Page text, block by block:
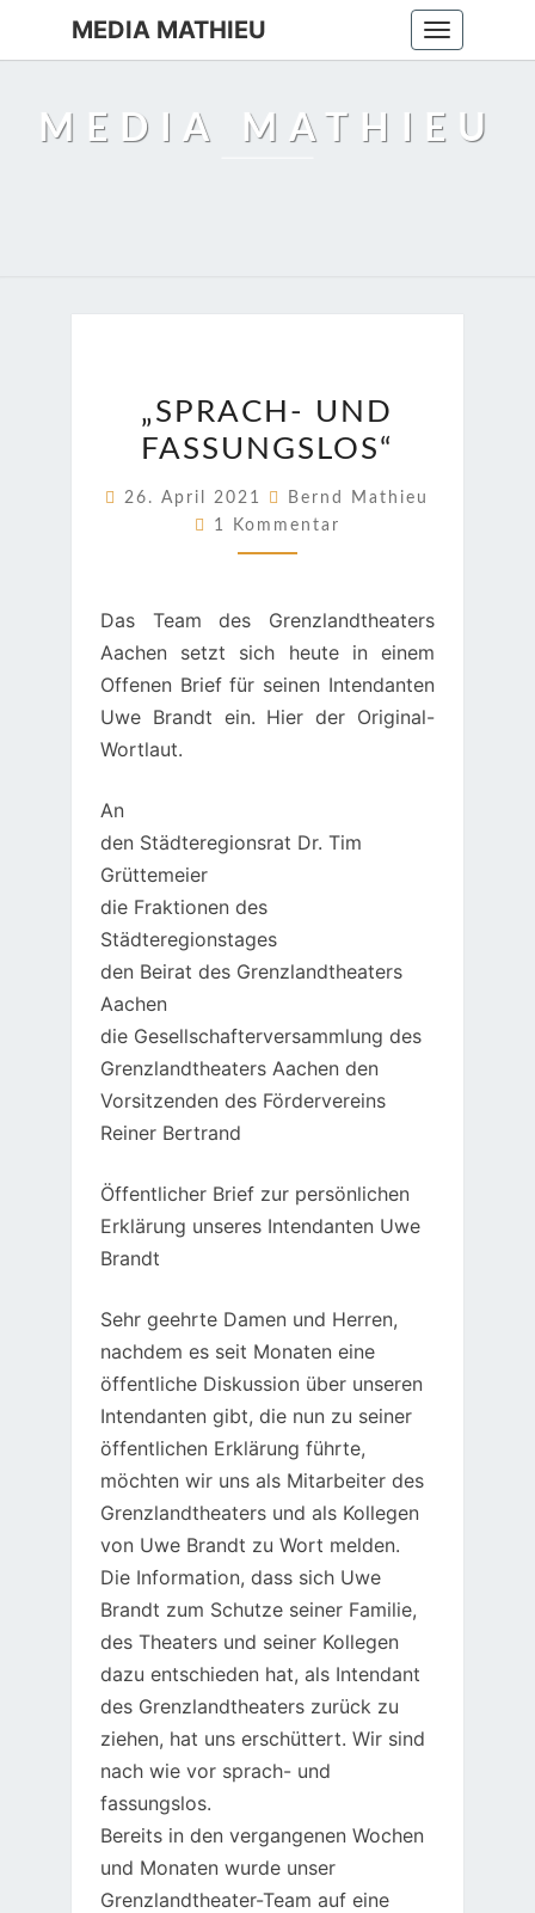
Toggle
navigation
MEDIA MATHIEU
MEDIA MATHIEU
UND
FASSUNGSLOS“
„SPRACH- UND
FASSUNGSLOS“
26. April 2021
Bernd Mathieu
Kommentare
1 Kommentar
Das Team des Grenzlandtheaters
Aachen setzt sich heute in einem
Offenen Brief für seinen Intendanten
Uwe Brandt ein. Hier der Original-
Wortlaut.
An
den Städteregionsrat Dr. Tim
Grüttemeier
die Fraktionen des
Städteregionstages
den Beirat des Grenzlandtheaters
Aachen
die Gesellschafterversammlung des
Grenzlandtheaters Aachen den
Vorsitzenden des Fördervereins
Reiner Bertrand
Öffentlicher Brief zur persönlichen
Erklärung unseres Intendanten Uwe
Brandt
Sehr geehrte Damen und Herren,
nachdem es seit Monaten eine
öffentliche Diskussion über unseren
Intendanten gibt, die nun zu seiner
öffentlichen Erklärung führte,
möchten wir uns als Mitarbeiter des
Grenzlandtheaters und als Kollegen
von Uwe Brandt zu Wort melden.
Die Information, dass sich Uwe
Brandt zum Schutze seiner Familie,
des Theaters und seiner Kollegen
dazu entschieden hat, als Intendant
des Grenzlandtheaters zurück zu
ziehen, hat uns erschüttert. Wir sind
nach wie vor sprach- und
fassungslos.
Bereits in den vergangenen Wochen
und Monaten wurde unser
Grenzlandtheater-Team auf eine